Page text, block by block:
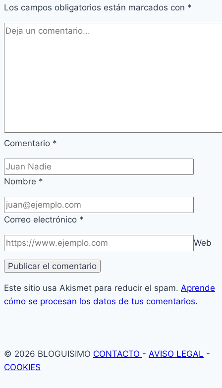
Los campos obligatorios están marcados con *
Comentario *
Nombre *
Correo electrónico *
Web
Este sitio usa Akismet para reducir el spam. Aprende
cómo se procesan los datos de tus comentarios.
© 2026 BLOGUISIMO CONTACTO - AVISO LEGAL -
COOKIES